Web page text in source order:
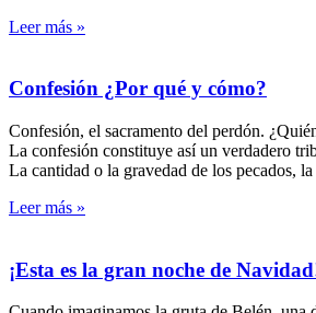
Leer más »
Confesión ¿Por qué y cómo?
Confesión, el sacramento del perdón.
La confesión constituye así un verdadero
La cantidad o la gravedad de los pecados,
Leer más »
¡Esta es la gran noche de